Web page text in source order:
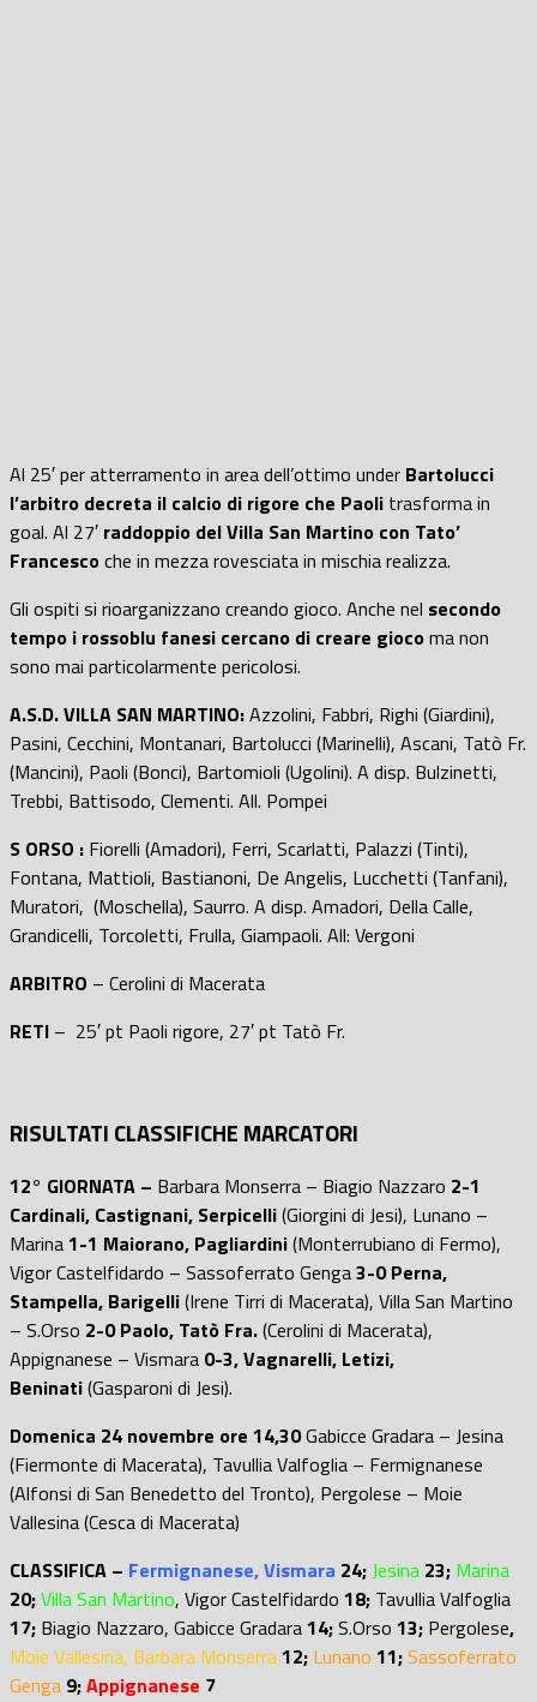
Al 25′ per atterramento in area dell’ottimo under Bartolucci
l’arbitro decreta il calcio di rigore che Paoli trasforma in
goal. Al 27′ raddoppio del Villa San Martino con Tato’
Francescoche in mezza rovesciata in mischia realizza.
Gli ospiti si rioarganizzano creando gioco. Anche nel secondo
tempo i rossoblu fanesi cercano di creare giocoma non
sono mai particolarmente pericolosi.
A.S.D. VILLA SAN MARTINO:Azzolini, Fabbri, Righi (Giardini),
Pasini, Cecchini, Montanari, Bartolucci (Marinelli), Ascani, Tatò Fr.
(Mancini), Paoli (Bonci), Bartomioli (Ugolini). A disp. Bulzinetti,
Trebbi, Battisodo, Clementi. All. Pompei
S ORSO : Fiorelli (Amadori), Ferri, Scarlatti, Palazzi (Tinti),
Fontana, Mattioli, Bastianoni, De Angelis, Lucchetti (Tanfani),
Muratori, (Moschella), Saurro. A disp. Amadori, Della Calle,
Grandicelli, Torcoletti, Frulla, Giampaoli. All: Vergoni
ARBITRO – Cerolini di Macerata
RETI – 25′ pt Paoli rigore, 27′ pt Tatò Fr.
RISULTATI CLASSIFICHE MARCATORI
12° GIORNATA – Barbara Monserra – Biagio Nazzaro 2-1
Cardinali, Castignani, Serpicelli(Giorgini di Jesi), Lunano –
Marina1-1 Maiorano, Pagliardini(Monterrubiano di Fermo),
Vigor Castelfidardo – Sassoferrato Genga3-0 Perna,
Stampella, Barigelli(Irene Tirri di Macerata), Villa San Martino
– S.Orso 2-0 Paolo, Tatò Fra.(Cerolini di Macerata),
Appignanese – Vismara 0-3, Vagnarelli, Letizi,
Beninati(Gasparoni di Jesi).
Domenica 24 novembre ore 14,30Gabicce Gradara – Jesina
(Fiermonte di Macerata), Tavullia Valfoglia – Fermignanese
(Alfonsi di San Benedetto del Tronto), Pergolese – Moie
Vallesina (Cesca di Macerata)
CLASSIFICA – Fermignanese, Vismara 24;Jesina 23; Marina
20;Villa San Martino, Vigor Castelfidardo 18; Tavullia Valfoglia
17; Biagio Nazzaro, Gabicce Gradara14;S.Orso 13; Pergolese,
Moie Vallesina, Barbara Monserra12; Lunano 11;Sassoferrato
Genga 9;Appignanese 7